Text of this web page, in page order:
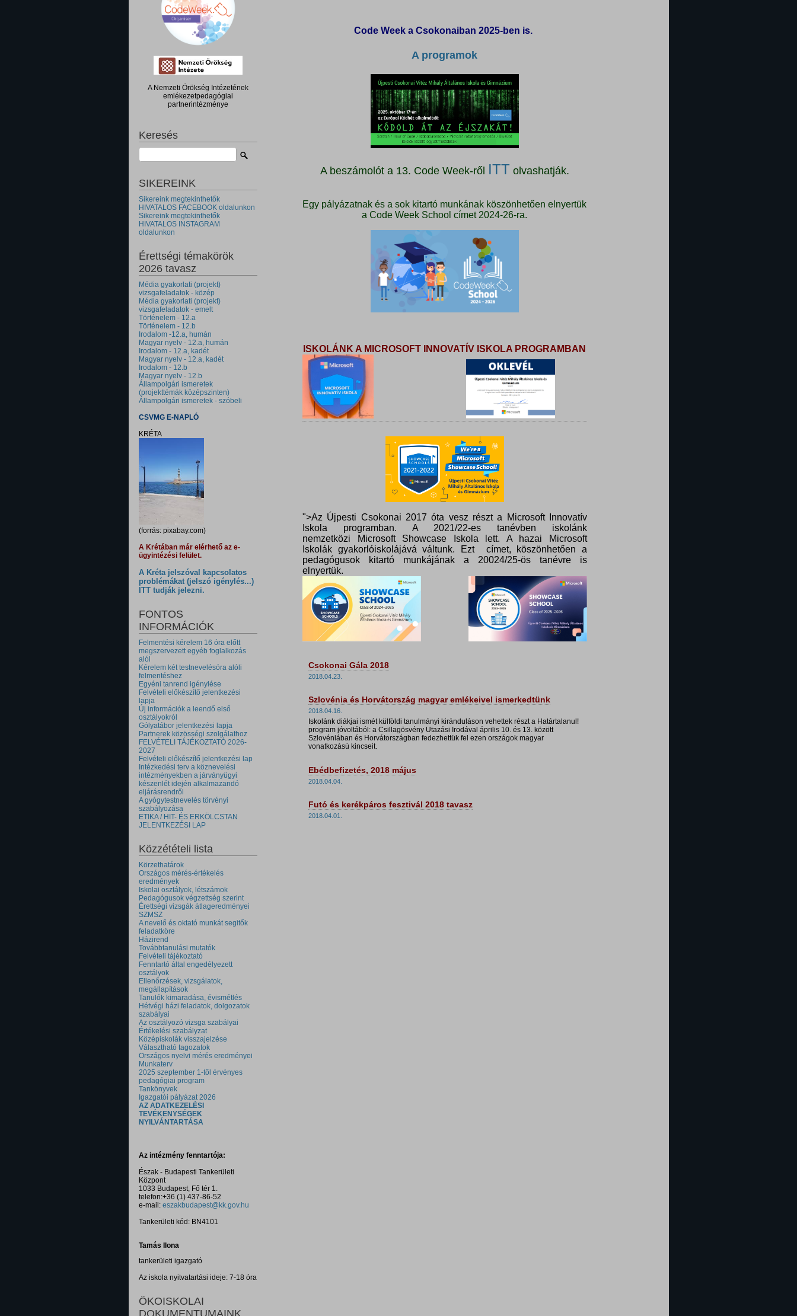
A Nemzeti Örökség Intézetének
emlékezetpedagógiai
partnerintézménye
Keresés
SIKEREINK
Sikereink megtekinthetők
HIVATALOS FACEBOOK oldalunkon
Sikereink megtekinthetők
HIVATALOS INSTAGRAM
oldalunkon
Érettségi témakörök
2026 tavasz
Média gyakorlati (projekt)
vizsgafeladatok - közép
Média gyakorlati (projekt)
vizsgafeladatok - emelt
Történelem - 12.a
Történelem - 12.b
Irodalom -12.a, humán
Magyar nyelv - 12.a, humán
Irodalom - 12.a, kadét
Magyar nyelv - 12.a, kadét
Irodalom - 12.b
Magyar nyelv - 12.b
Állampolgári ismeretek
(projekttémák középszinten)
Állampolgári ismeretek - szóbeli
CSVMG E-NAPLÓ
KRÉTA
(forrás: pixabay.com)
A Krétában már elérhető az e-
ügyintézési felület.
A Kréta jelszóval kapcsolatos
problémákat (jelszó igénylés...)
ITT tudják jelezni.
FONTOS
INFORMÁCIÓK
Felmentési kérelem 16 óra előtt
megszervezett egyéb foglalkozás
alól
Kérelem két testnevelésóra alóli
felmentéshez
Egyéni tanrend igénylése
Felvételi előkészítő jelentkezési
lapja
Új információk a leendő első
osztályokról
Gólyatábor jelentkezési lapja
Partnerek közösségi szolgálathoz
FELVÉTELI TÁJÉKOZTATÓ 2026-
2027
Felvételi előkészítő jelentkezési lap
Intézkedési terv a köznevelési
intézményekben a járványügyi
készenlét idején alkalmazandó
eljárásrendről
A gyógytestnevelés törvényi
szabályozása
ETIKA / HIT- ÉS ERKÖLCSTAN
JELENTKEZÉSI LAP
Közzétételi lista
Körzethatárok
Országos mérés-értékelés
eredmények
Iskolai osztályok, létszámok
Pedagógusok végzettség szerint
Érettségi vizsgák átlageredményei
SZMSZ
A nevelő és oktató munkát segitők
feladatköre
Házirend
Továbbtanulási mutatók
Felvételi tájékoztató
Fenntartó által engedélyezett
osztályok
Ellenőrzések, vizsgálatok,
megállapítások
Tanulók kimaradása, évismétlés
Hétvégi házi feladatok, dolgozatok
szabályai
Az osztályozó vizsga szabályai
Értékelési szabályzat
Középiskolák visszajelzése
Választható tagozatok
Országos nyelvi mérés eredményei
Munkaterv
2025 szeptember 1-től érvényes
pedagógiai program
Tankönyvek
Igazgatói pályázat 2026
AZ ADATKEZELÉSI
TEVÉKENYSÉGEK
NYILVÁNTARTÁSA
Az intézmény fenntartója:
Észak - Budapesti Tankerületi
Központ
1033 Budapest, Fő tér 1.
telefon:+36 (1) 437-86-52
e-mail: eszakbudapest@kk.gov.hu
Tankerületi kód: BN4101
Tamás Ilona
tankerületi igazgató
Az iskola nyitvatartási ideje: 7-18 óra
ÖKOISKOLAI
DOKUMENTUMAINK
Code Week a Csokonaiban 2025-ben is.
A programok
A beszámolót a 13. Code Week-ről ITT olvashatják.
Egy pályázatnak és a sok kitartó munkának köszönhetően elnyertük
a Code Week School címet 2024-26-ra.
ISKOLÁNK A MICROSOFT INNOVATÍV ISKOLA PROGRAMBAN
">Az Újpesti Csokonai 2017 óta vesz részt a Microsoft Innovatív
Iskola programban. A 2021/22-es tanévben iskolánk
nemzetközi Microsoft Showcase Iskola lett. A hazai Microsoft
Iskolák gyakorlóiskolájává váltunk. Ezt címet, köszönhetően a
pedagógusok kitartó munkájának a 20024/25-ös tanévre is
elnyertük.
Csokonai Gála 2018
2018.04.23.
Szlovénia és Horvátország magyar emlékeivel ismerkedtünk
2018.04.16.
Iskolánk diákjai ismét külföldi tanulmányi kiránduláson vehettek részt a Határtalanul!
program jóvoltából: a Csillagösvény Utazási Irodával április 10. és 13. között
Szlovéniában és Horvátországban fedezhettük fel ezen országok magyar
vonatkozású kincseit.
Ebédbefizetés, 2018 május
2018.04.04.
Futó és kerékpáros fesztivál 2018 tavasz
2018.04.01.